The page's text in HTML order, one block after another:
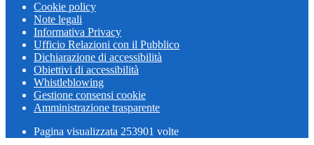
Cookie policy
Note legali
Informativa Privacy
Ufficio Relazioni con il Pubblico
Dichiarazione di accessibilità
Obiettivi di accessibilità
Whistleblowing
Gestione consensi cookie
Amministrazione trasparente
Pagina visualizzata 253901 volte